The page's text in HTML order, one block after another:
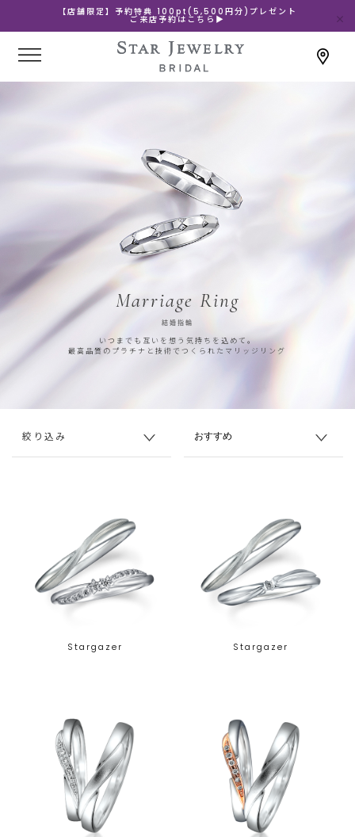
【店舗限定】予約特典 100pt(5,500円分)プレゼント
ご来店予約はこちら▶
Marriage Ring
結婚指輪
いつまでも互いを想う気持ちを込めて。
最高品質のプラチナと技術でつくられたマリッジリング
絞り込み
Stargazer Stargazer